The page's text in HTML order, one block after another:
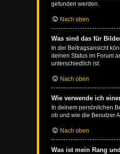
gefunden werden.
Nach oben
Was sind das für
In der Beitragsansicht
deinen Status im Forum
unterschiedlich ist.
Nach oben
Wie verwende ich
In deinem persönlichen
ob und wie die Benutzer
Nach oben
Was ist mein Rang